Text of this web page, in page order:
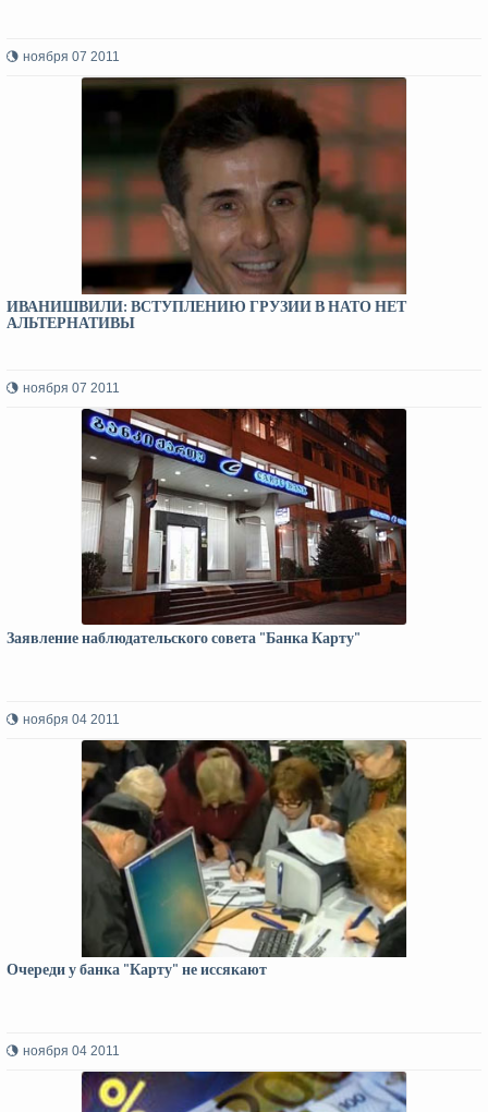
ноября 07 2011
ИВАНИШВИЛИ: ВСТУПЛЕНИЮ ГРУЗИИ В НАТО НЕТ
АЛЬТЕРНАТИВЫ
ноября 07 2011
Заявление наблюдательского совета "Банка Карту"
ноября 04 2011
Очереди у банка "Карту" не иссякают
ноября 04 2011